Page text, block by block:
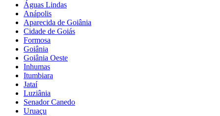
Águas Lindas
Anápolis
Aparecida de Goiânia
Cidade de Goiás
Formosa
Goiânia
Goiânia Oeste
Inhumas
Itumbiara
Jataí
Luziânia
Senador Canedo
Uruaçu